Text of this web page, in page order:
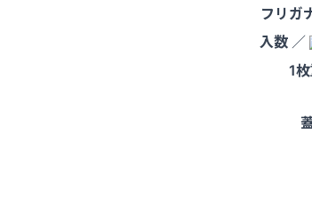
フリガ
入数／
1